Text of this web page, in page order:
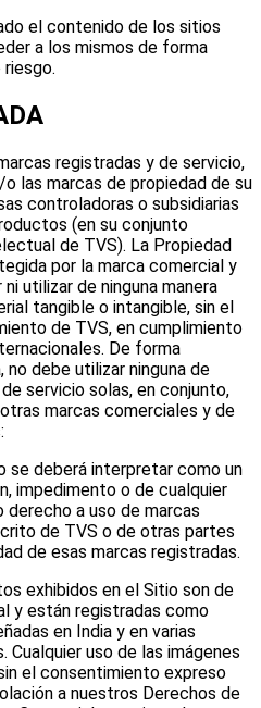
el contenido de los sitios
a los mismos de forma
registradas y de servicio,
las marcas de propiedad de su
controladoras o subsidiarias
(en su conjunto
de TVS). La Propiedad
por la marca comercial y
utilizar de ninguna manera
tangible o intangible, sin el
de TVS, en cumplimiento
De forma
debe utilizar ninguna de
servicio solas, en conjunto,
marcas comerciales y de
se deberá interpretar como un
impedimento o de cualquier
derecho a uso de marcas
de TVS o de otras partes
de esas marcas registradas.
exhibidos en el Sitio son de
y están registradas como
en India y en varias
Cualquier uso de las imágenes
el consentimiento expreso
a nuestros Derechos de